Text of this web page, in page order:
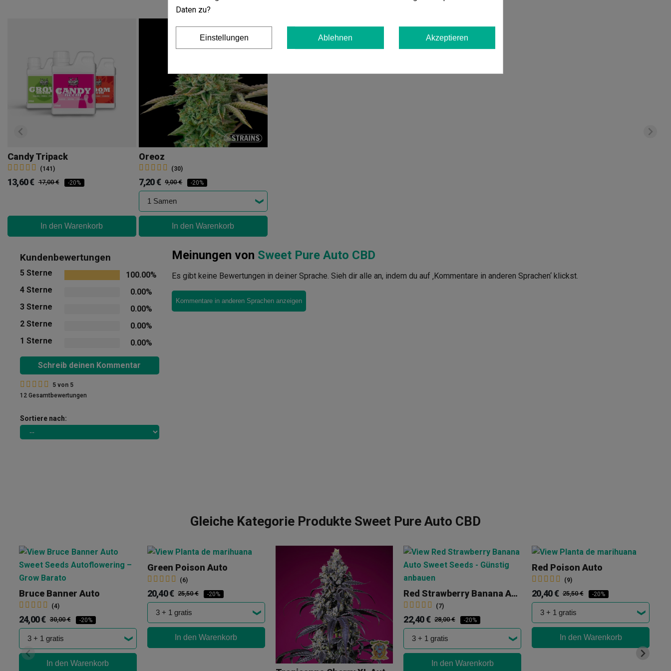
Candy Tripack
(141)
13,60 € 17,00 € -20%
In den Warenkorb
Oreoz
(30)
7,20 € 9,00 € -20%
In den Warenkorb
Kundenbewertungen
5 Sterne
100.00%
4 Sterne
0.00%
3 Sterne
0.00%
2 Sterne
0.00%
1 Sterne
0.00%
Schreib deinen Kommentar
5 von 5
12 Gesamtbewertungen
Sortiere nach:
Meinungen von Sweet Pure Auto CBD
Es gibt keine Bewertungen in deiner Sprache. Sieh dir alle an, indem du auf ‚Kommentare in anderen Sprachen‘ klickst.
Kommentare in anderen Sprachen anzeigen
Gleiche Kategorie Produkte Sweet Pure Auto CBD
Bruce Banner Auto
(4)
24,00 € 30,00 € -20%
In den Warenkorb
Green Poison Auto
(6)
20,40 € 25,50 € -20%
In den Warenkorb
Red Strawberry Banana Auto
(7)
22,40 € 28,00 € -20%
In den Warenkorb
Red Poison Auto
(9)
20,40 € 25,50 € -20%
In den Warenkorb
Daten zu?
Einstellungen Ablehnen Akzeptieren